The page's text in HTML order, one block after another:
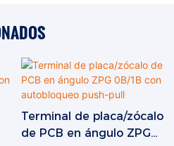
Terminal de placa/zócalo
de PCB en ángulo ZPG